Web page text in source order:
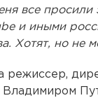
все просили
и иными
Хотят, но не
режиссер,
Владимиром